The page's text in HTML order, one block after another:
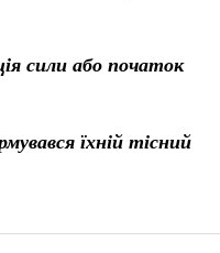
сили або початок
їхній тісний